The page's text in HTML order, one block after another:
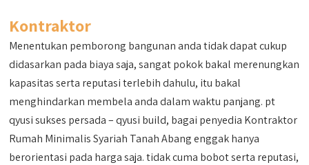
Kontraktor
Menentukan pemborong bangunan anda tidak dapat cukup
didasarkan pada biaya saja, sangat pokok bakal merenungkan
kapasitas serta reputasi terlebih dahulu, itu bakal
menghindarkan membela anda dalam waktu panjang. pt
qyusi sukses persada – qyusi build, bagai penyedia Kontraktor
Rumah Minimalis Syariah Tanah Abang enggak hanya
berorientasi pada harga saja. tidak cuma bobot serta reputasi,